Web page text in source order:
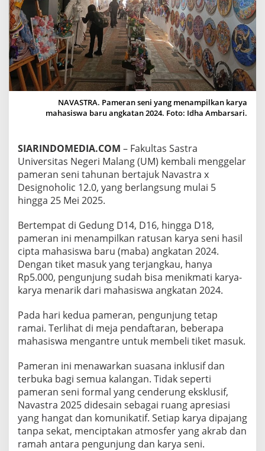
N
I
V
E
R
S
I
T
A
S
N
E
R
I
M
A
L
G
B
E
R
S
I
N
R
D
I
P
M
E
R
A
N
N
A
V
NAVASTRA. Pameran seni yang menampilkan karya
mahasiswa baru angkatan 2024. Foto: Idha Ambarsari.
SIARINDOMEDIA.COM – Fakultas Sastra
Universitas Negeri Malang (UM) kembali menggelar
pameran seni tahunan bertajuk Navastra x
Designoholic 12.0, yang berlangsung mulai 5
hingga 25 Mei 2025.
Bertempat di Gedung D14, D16, hingga D18,
pameran ini menampilkan ratusan karya seni hasil
cipta mahasiswa baru (maba) angkatan 2024.
Dengan tiket masuk yang terjangkau, hanya
Rp5.000, pengunjung sudah bisa menikmati karya-
karya menarik dari mahasiswa angkatan 2024.
Pada hari kedua pameran, pengunjung tetap
ramai. Terlihat di meja pendaftaran, beberapa
mahasiswa mengantre untuk membeli tiket masuk.
Pameran ini menawarkan suasana inklusif dan
terbuka bagi semua kalangan. Tidak seperti
pameran seni formal yang cenderung eksklusif,
Navastra 2025 didesain sebagai ruang apresiasi
yang hangat dan komunikatif. Setiap karya dipajang
tanpa sekat, menciptakan atmosfer yang akrab dan
ramah antara pengunjung dan karya seni.